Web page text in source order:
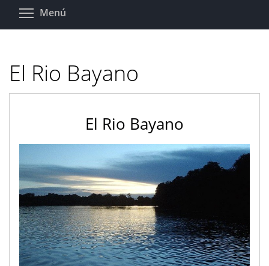
Pasar
Menú
El Rio Bayano
El Rio Bayano